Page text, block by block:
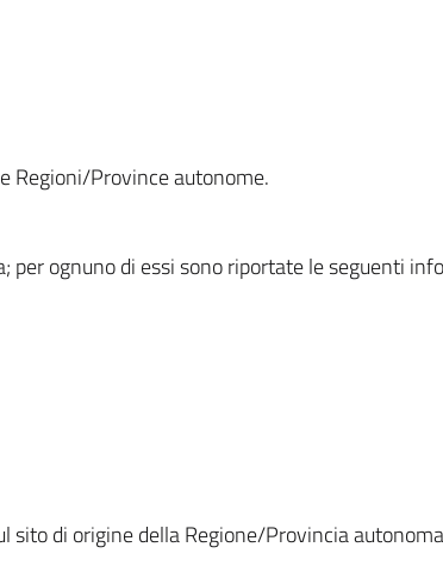
Regioni/Province autonome.
ognuno di essi sono riportate le seguenti
di origine della Regione/Provincia